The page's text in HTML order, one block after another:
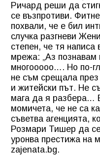
Ричард реши да
се възпротиви.
похвали, че е бил
случка разгневи
степен, че тя
мрежа: „Аз
многооооо…. Но по-
не съм срещала
и житейски път. Не
мага да я разбера…
момичета, че не са
съветва агенцията,
Розмари Тишер да
уронва престижа на
zajenata.bg.